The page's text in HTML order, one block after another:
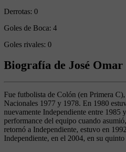
Derrotas: 0
Goles de Boca: 4
Goles rivales: 0
Biografía de José Omar
Fue futbolista de Colón (en Primera
Nacionales 1977 y 1978. En 1980
nuevamente Independiente entre
performance del equipo cuando
retornó a Independiente, estuvo en
Independiente, en el 2004, en su